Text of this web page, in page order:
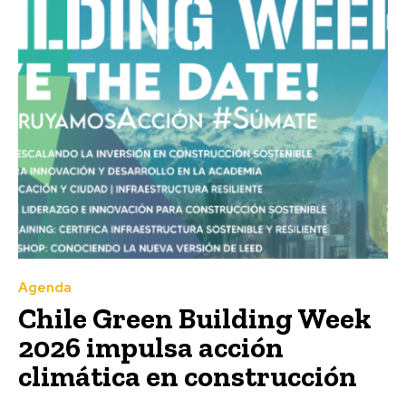
Agenda
Chile Green Building Week
2026 impulsa acción
climática en construcción